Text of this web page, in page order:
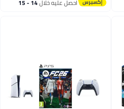
احصل عليه خلال 14 - 15